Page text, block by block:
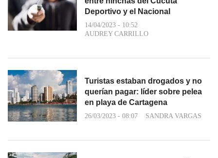
Deportivo y el Nacional
14/04/2023 - 10:52
AUDREY CARRILLO
Turistas estaban drogados y no
querían pagar: líder sobre pelea
en playa de Cartagena
26/03/2023 - 08:07 SANDRA VARGAS